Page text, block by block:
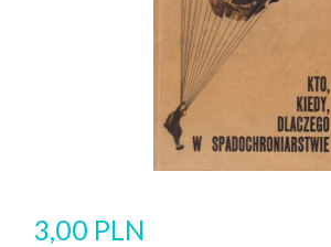
3,00 PLN